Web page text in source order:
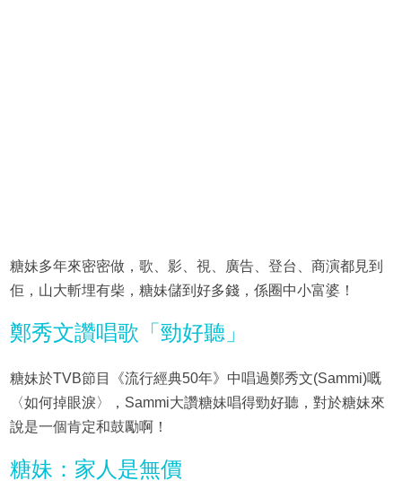
糖妹多年來密密做，歌、影、視、廣告、登台、商演都見到
佢，山大斬埋有柴，糖妹儲到好多錢，係圈中小富婆！
鄭秀文讚唱歌「勁好聽」
糖妹於TVB節目《流行經典50年》中唱過鄭秀文(Sammi)嘅
〈如何掉眼淚〉，Sammi大讚糖妹唱得勁好聽，對於糖妹來
說是一個肯定和鼓勵啊！
糖妹：家人是無價